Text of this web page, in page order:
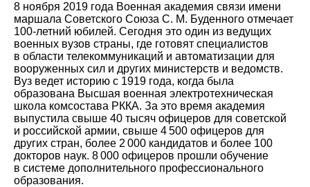
8 ноября 2019 года Военная академия связи имени
маршала Советского Союза С. М. Буденного отмечает
100-летний юбилей. Сегодня это один из ведущих
военных вузов страны, где готовят специалистов
в области телекоммуникаций и автоматизации для
вооруженных сил и других министерств и ведомств.
Вуз ведет историю с 1919 года, когда была
образована Высшая военная электротехническая
школа комсостава РККА. За это время академия
выпустила свыше 40 тысяч офицеров для советской
и российской армии, свыше 4 500 офицеров для
других стран, более 2 000 кандидатов и более 100
докторов наук. 8 000 офицеров прошли обучение
в системе дополнительного профессионального
образования.